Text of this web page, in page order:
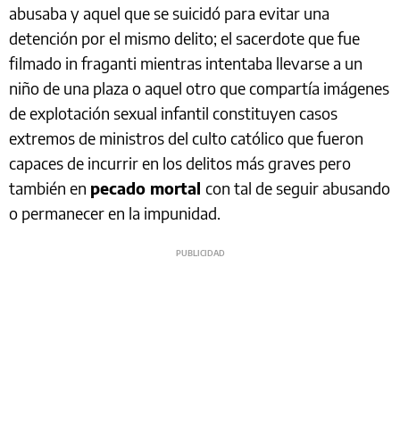
abusaba y aquel que se suicidó para evitar una
detención por el mismo delito; el sacerdote que fue
filmado in fraganti mientras intentaba llevarse a un
niño de una plaza o aquel otro que compartía imágenes
de explotación sexual infantil constituyen casos
extremos de ministros del culto católico que fueron
capaces de incurrir en los delitos más graves pero
también en pecado mortal con tal de seguir abusando
o permanecer en la impunidad.